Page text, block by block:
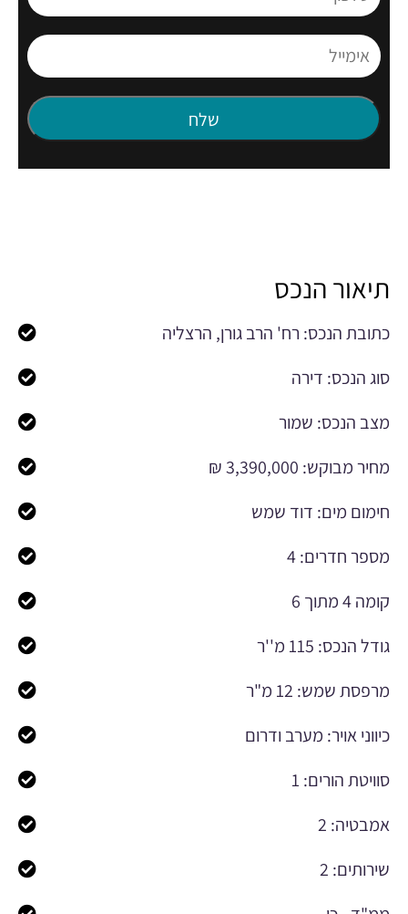
תיאור הנכס
כתובת הנכס: רח' הרב גורן, הרצליה
סוג הנכס: דירה
מצב הנכס: שמור
מחיר מבוקש: 3,390,000 ₪
חימום מים: דוד שמש
מספר חדרים: 4
קומה 4 מתוך 6
גודל הנכס: 115 מ''ר
מרפסת שמש: 12 מ"ר
כיווני אויר: מערב ודרום
סוויטת הורים: 1
אמבטיה: 2
שירותים: 2